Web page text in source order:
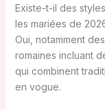
Existe-t-il des
les mariées de
Oui, notamment
romaines incluant
qui combinent
en vogue.